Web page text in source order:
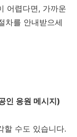
어렵다면, 가까운
차를 안내받으세
인 응원 메시지)
할 수도 있습니다.